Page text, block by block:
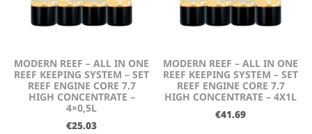
MODERN REEF – ALL IN ONE
REEF KEEPING SYSTEM – SET
REEF ENGINE CORE 7.7
HIGH CONCENTRATE –
4×0,5L
€25.03
MODERN REEF – ALL IN ONE
REEF KEEPING SYSTEM – SET
REEF ENGINE CORE 7.7
HIGH CONCENTRATE – 4X1L
€41.69